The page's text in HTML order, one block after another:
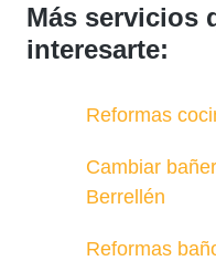
Más servicios
interesarte:
Reformas
Cambiar
Berrellén
Reformas